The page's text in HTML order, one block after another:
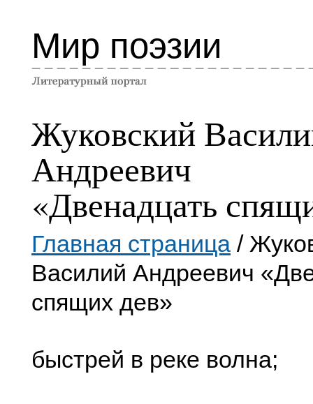
Мир поэзии
Жуковский
Андреевич
«Двенадцать
Главная страница /
Василий Андреевич
спящих дев»
быстрей в реке волна;